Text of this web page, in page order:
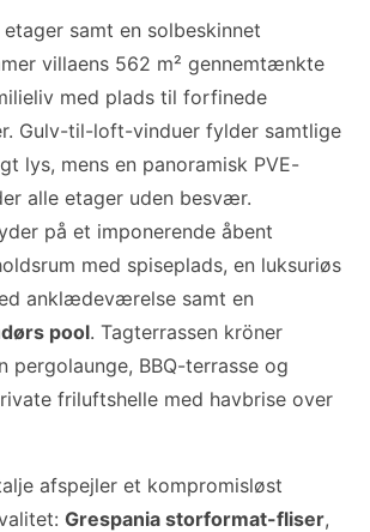
samt en solbeskinnet
villaens 562 m² gennemtænkte
med plads til forfinede
Gulv-til-loft-vinduer fylder samtlige
lys, mens en panoramisk PVE-
alle etager uden besvær.
på et imponerende åbent
med spiseplads, en luksuriøs
anklædeværelse samt en
pool. Tagterrassen kröner
pergolaunge, BBQ-terrasse og
friluftshelle med havbrise over
afspejler et kompromisløst
Grespania storformat-fliser,